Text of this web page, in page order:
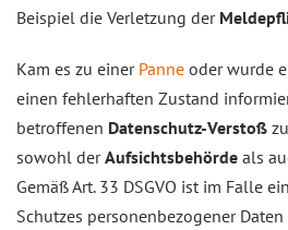
Beispiel die Verletzung der
Kam es zu einer Panne oder wurde
einen fehlerhaften Zustand
betroffenen Datenschutz-Verstoß zu
sowohl derAufsichtsbehörde als
Gemäß Art. 33 DSGVO ist im Falle
Schutzes personenbezogener